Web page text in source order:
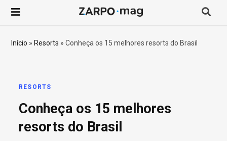
Início » Resorts »Conheça os 15 melhores resorts do Brasil
RESORTS
Conheça os 15 melhores
resorts do Brasil